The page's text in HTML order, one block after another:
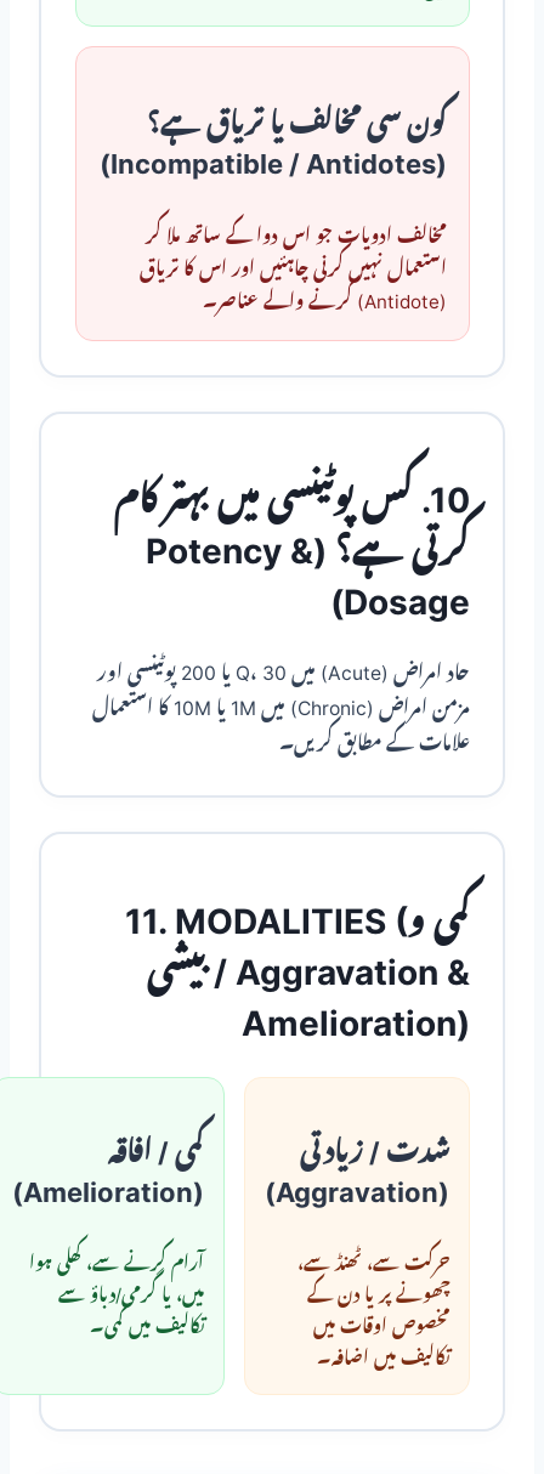
کون سی مخالف یا تریاق ہے؟
(Incompatible / Antidotes)
مخالف ادویات جو اس دوا کے ساتھ ملا کر
استعمال نہیں کرنی چاہئیں اور اس کا تریاق
(Antidote) کرنے والے عناصر۔
10. کس پوٹینسی میں بہتر کام
کرتی ہے؟ (Potency &
Dosage)
حاد امراض (Acute) میں Q، 30 یا 200 پوٹینسی اور
مزمن امراض (Chronic) میں 1M یا 10M کا استعمال
علامات کے مطابق کریں۔
11. MODALITIES (کمی و
بیشی / Aggravation &
Amelioration)
شدت / زیادتی
(Aggravation)
حرکت سے، ٹھنڈ سے،
چھونے پر یا دن کے
مخصوص اوقات میں
تکالیف میں اضافہ۔
کمی / افاقہ
(Amelioration)
آرام کرنے سے، کھلی ہوا
میں، یا گرمی/دباؤ سے
تکالیف میں کمی۔